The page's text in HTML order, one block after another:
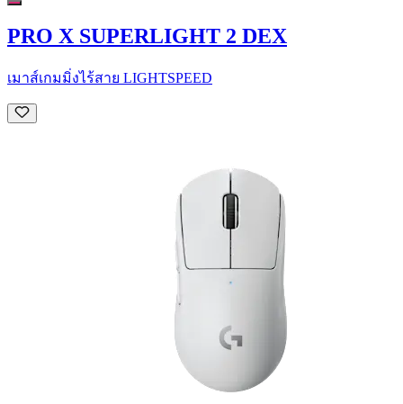
PRO X SUPERLIGHT 2 DEX
เมาส์เกมมิ่งไร้สาย LIGHTSPEED